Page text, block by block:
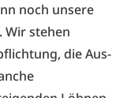
noch unsere
Wir stehen
die Aus-